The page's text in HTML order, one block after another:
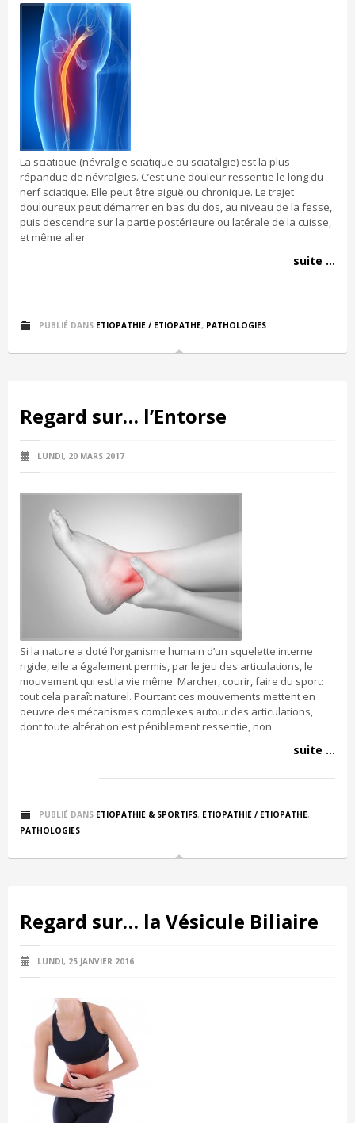
La sciatique (névralgie sciatique ou sciatalgie) est la plus
répandue de névralgies. C’est une douleur ressentie le long du
nerf sciatique. Elle peut être aiguë ou chronique. Le trajet
douloureux peut démarrer en bas du dos, au niveau de la fesse,
puis descendre sur la partie postérieure ou latérale de la cuisse,
et même aller
suite ...
PUBLIÉ DANS ETIOPATHIE / ETIOPATHE, PATHOLOGIES
Regard sur… l’Entorse
LUNDI, 20 MARS 2017
Si la nature a doté l’organisme humain d’un squelette interne
rigide, elle a également permis, par le jeu des articulations, le
mouvement qui est la vie même. Marcher, courir, faire du sport:
tout cela paraît naturel. Pourtant ces mouvements mettent en
oeuvre des mécanismes complexes autour des articulations,
dont toute altération est péniblement ressentie, non
suite ...
PUBLIÉ DANS ETIOPATHIE & SPORTIFS, ETIOPATHIE / ETIOPATHE,
PATHOLOGIES
Regard sur… la Vésicule Biliaire
LUNDI, 25 JANVIER 2016